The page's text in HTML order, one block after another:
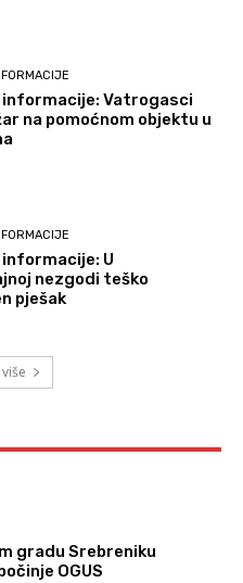
informacije: Vatrogasci
na pomoćnom objektu u
U
nezgodi teško
pješak
gradu Srebreniku
OGUS